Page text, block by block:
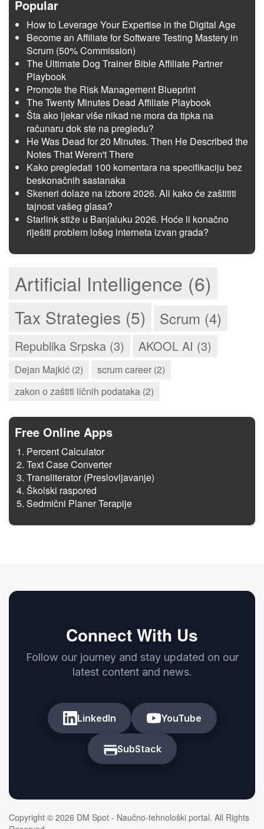
Popular
How to Leverage Your Expertise in the Digital Age
Become an Affiliate for Software Testing Mastery in
Scrum (50% Commission)
The Ultimate Dog Trainer Bible Affiliate Partner
Playbook
Promote the Risk Management Blueprint
The Twenty Minutes Dead Affiliate Playbook
Šta ako ljekar više nikad ne mora da tipka na
računaru dok ste na pregledu?
He Was Dead for 20 Minutes. Then He Described the
Notes That Weren't There
Kako pregledati 100 komentara na specifikaciju bez
beskonačnih sastanaka
Skeneri dolaze na izbore 2026. Ali kako će zaštititi
tajnost vašeg glasa?
Starlink stiže u Banjaluku 2026. Hoće li konačno
riješiti problem lošeg interneta izvan grada?
Artificial Intelligence (6)
Tax Strategies (5) Scrum (4)
Republika Srpska (3) AKOOL AI (3)
Dejan Majkić (2)
scrum career (2)
zakon o zaštiti ličnih podataka (2)
Free Online Apps
Percent Calculator
Text Case Converter
Transliterator (Preslovljavanje)
Školski raspored
Sedmični Planer Terapije
Connect With Us
Follow our journey and stay updated on our
latest content and news.
LinkedIn YouTube
SubStack
Copyright © 2026 DM Spot - Naučno-tehnološki portal. All Rights